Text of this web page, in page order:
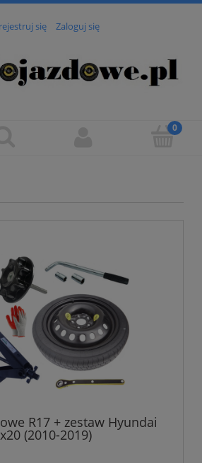
się Zaloguj się
R17 + zestaw Hyundai
(2010-2019)